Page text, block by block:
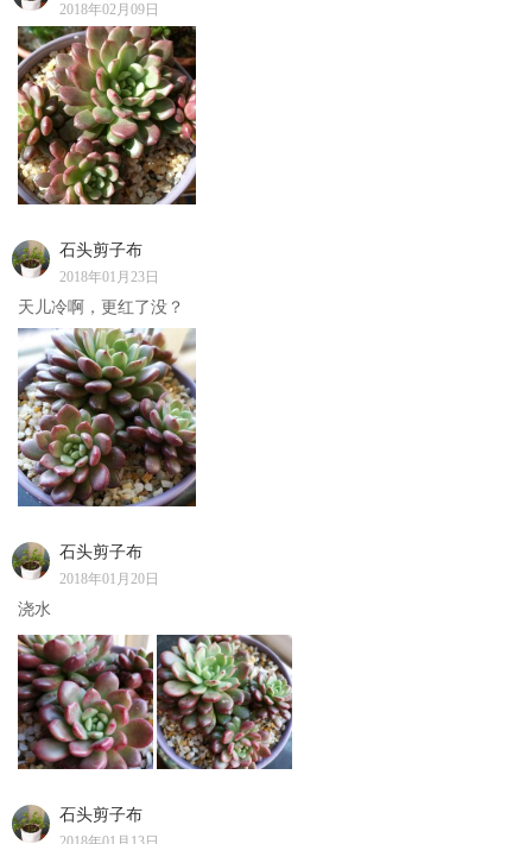
2018年02月09日
石头剪子布
2018年01月23日
天儿冷啊，更红了没？
石头剪子布
2018年01月20日
浇水
石头剪子布